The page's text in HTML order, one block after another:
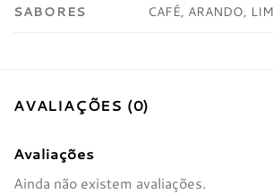
SABORES CAFÉ, ARANDO,
AVALIAÇÕES (0)
Avaliações
Ainda não existem avaliações.